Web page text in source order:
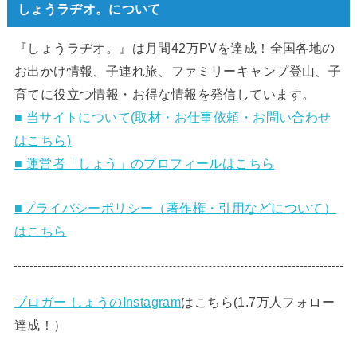
しょうラヂオ。について
『しょうラヂオ。』は月間42万PVを達成！全国各地の
お出かけ情報、子連れ旅、ファミリーキャンプ登山、子
育てに役立つ情報・お得な情報を発信しています。
■ 当サイトについて(取材・お仕事依頼・お問い合わせ
はこちら)
■ 運営者「しょう」のプロフィールはこちら
■プライバシーポリシー（著作権・引用などについて）
はこちら
ブロガー しょうのInstagramはこちら(1.7万人フォロー
達成！）